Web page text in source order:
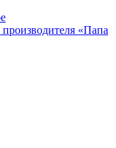
«Папа